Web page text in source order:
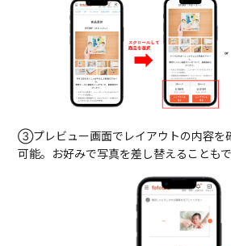
③プレビュー画面でレイアウトの内容を
可能。お好みで写真を差し替えることもで